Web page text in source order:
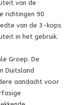
van de
richtingen 90
van de 3-kops
in het gebruik.
Groep. De
Duitsland
aandacht voor